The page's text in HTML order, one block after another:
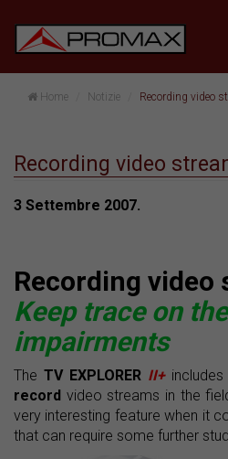
Home Notizie Recording video
Recording video
3 Settembre 2007.
Recording video
Keep trace on
impairments
TheTV EXPLORER II+includes
record video streams in the
very interesting feature when it
that can require some further